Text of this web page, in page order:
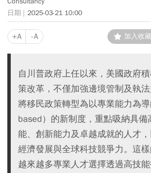
2025-03-21 10:00
+A -A 加入收藏
自川普政府上任以來，美國政府
策改革，不僅加強邊境管制及執
將移民政策轉型為以專業能力為
based）的新制度，重點吸納具備
能、創新能力及卓越成就的人才
經濟發展與全球科技競爭力。這樣
越來越多專業人才選擇透過高技